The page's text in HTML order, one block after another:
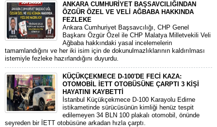
ANKARA CUMHURİYET BAŞSAVCILIĞINDAN
ÖZGÜR ÖZEL VE VELİ AĞBABA HAKKINDA
FEZLEKE
​Ankara Cumhuriyet Başsavcılığı, CHP Genel
Başkanı Özgür Özel ile CHP Malatya Milletvekili Veli
Ağbaba hakkındaki yasal incelemelerin
tamamlandığını ve her iki isim için de dokunulmazlıklarının kaldırılması
istemiyle fezleke hazırlandığını duyurdu.
KÜÇÜKÇEKMECE D-100'DE FECİ KAZA:
OTOMOBİL İETT OTOBÜSÜNE ÇARPTI 3 KİŞİ
HAYATINI KAYBETTİ
​İstanbul Küçükçekmece D-100 Karayolu Edirne
istikametinde sürücüsünün kimliği henüz tespit
edilemeyen 34 BLN 100 plakalı otomobil, önünde
seyreden bir İETT otobüsüne arkadan hızla çarptı.